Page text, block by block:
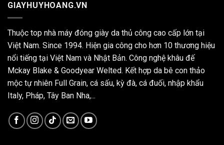
GIAYHUYHOANG.VN
Thuộc top nhà máy đóng giày da thủ công cao cấp lớn tại
Việt Nam. Since 1994. Hiện gia công cho hơn 10 thương hiệu
nổi tiếng tại Việt Nam và Nhật Bản. Công nghệ khâu đế
Mckay Blake & Goodyear Welted. Kết hợp da bê con thảo
mộc tự nhiên Full Grain, cá sấu, kỳ đà, cá đuối, nhập khẩu
Italy, Pháp, Tây Ban Nha,...